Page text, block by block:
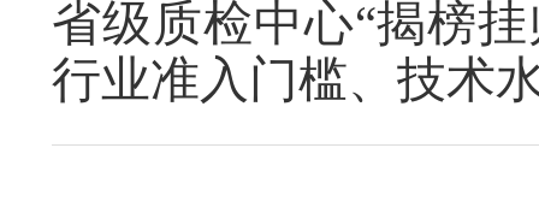
省级质检中心“揭榜
行业准入门槛、技术